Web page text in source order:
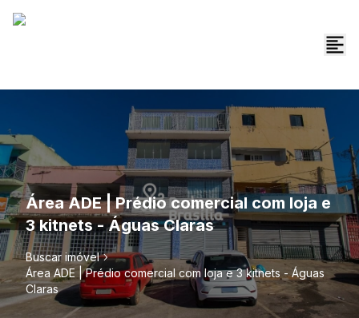
Área ADE | Prédio comercial com loja e
3 kitnets - Águas Claras
Buscar imóvel
Área ADE | Prédio comercial com loja e 3 kitnets - Águas
Claras